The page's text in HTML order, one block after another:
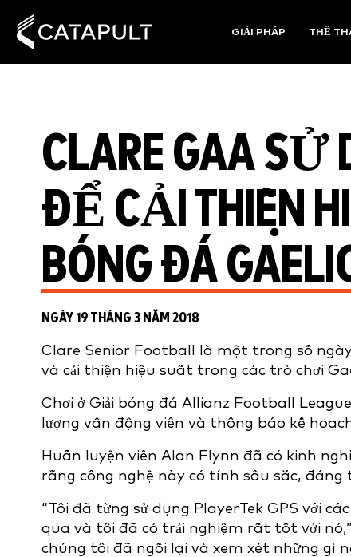
GIẢI PHÁP THỂ
CLARE GAA SỬ
ĐỂ CẢI THIỆN
BÓNG ĐÁ
NGÀY 19 THÁNG 3 NĂM 2018
Clare Senior Football là một trong số
và cải thiện hiệu suất trong các trò chơi
Chơi ở Giải bóng đá Allianz Football
lượng vận động viên và thông báo kế
Huấn luyện viên Alan Flynn đã có kinh
rằng công nghệ này có tính sâu sắc,
“Tôi đã từng sử dụng PlayerTek GPS với
qua và tôi đã có trải nghiệm rất tốt với
chúng tôi đã ngồi lại và xem xét những gì